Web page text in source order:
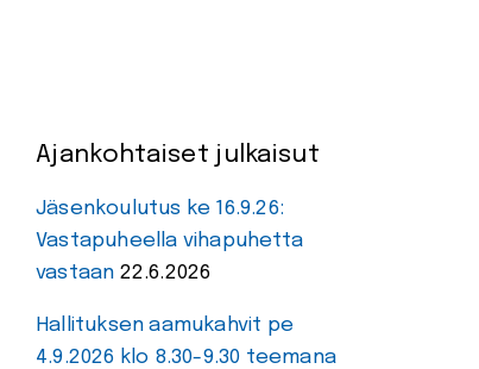
Ajankohtaiset julkaisut
Jäsenkoulutus ke 16.9.26:
Vastapuheella vihapuhetta
vastaan 22.6.2026
Hallituksen aamukahvit pe
4.9.2026 klo 8.30-9.30 teemana